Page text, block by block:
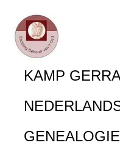
Ga
direct
naar
hoofdinhoud
KAMP
GENEALOGIE